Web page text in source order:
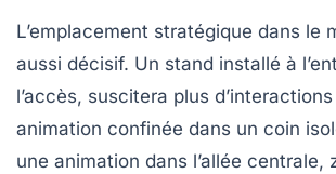
L’emplacement stratégique dans le
aussi décisif. Un stand installé à
l’accès, suscitera plus d’interactions
animation confinée dans un coin
une animation dans l’allée centrale,